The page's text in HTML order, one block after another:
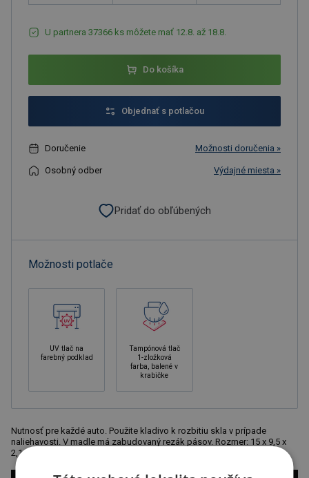
U partnera 37366 ks môžete mať 12.8. až 18.8.
Do košíka
Objednať s potlačou
Doručenie Možnosti doručenia »
Osobný odber Výdajné miesta »
Pridať do obľúbených
Možnosti potlače
UV tlač na
farebný podklad
Tampónová tlač
1-zložková
farba, balené v
krabičke
Nutnosť pre každé auto. Použite kladivo k rozbitiu skla v prípade
naliehavosti. V madle má zabudovaný rezák pásov. Rozmer: 15 x 9,5 x
2,1 cm. Odporúčaná technológia potlače: tampónová T2.